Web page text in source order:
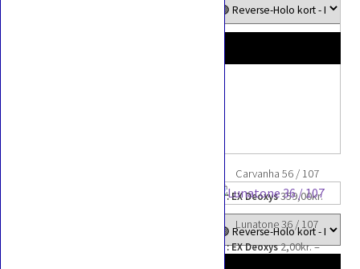
Carvanha 56 / 107
EX : EX Deoxys359,00kr.
Lunatone 36 / 107
EX : EX Deoxys2,00kr.–